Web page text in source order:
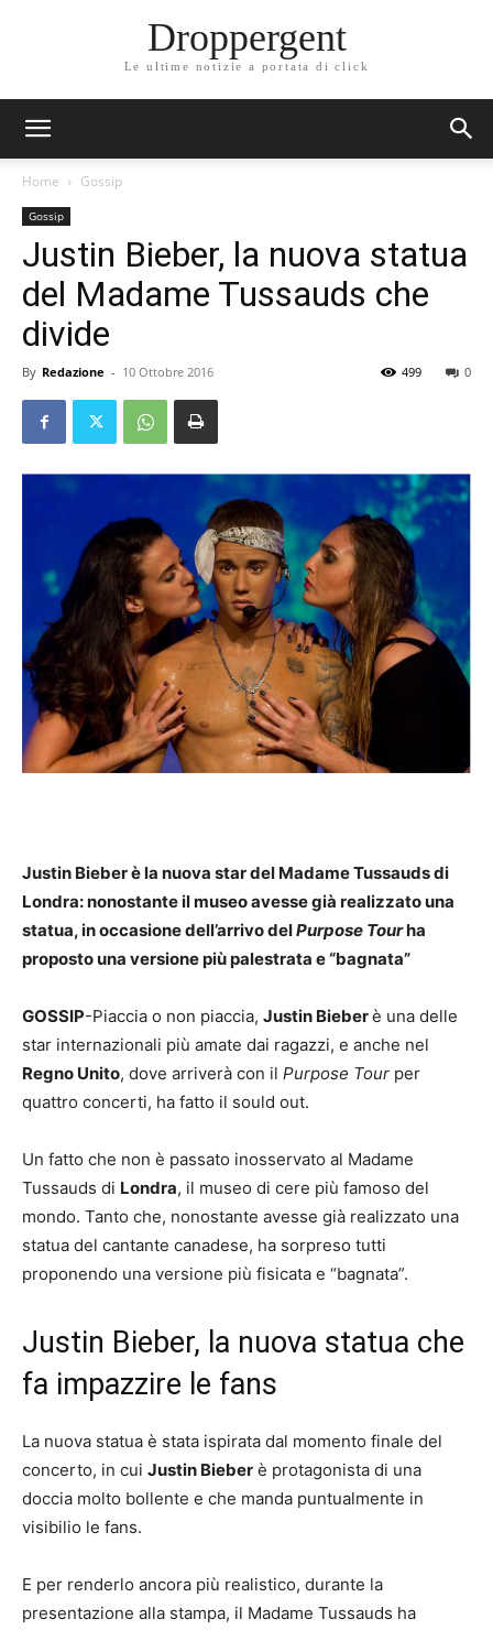
Droppergent
Le ultime notizie a portata di click
Home Gossip
Gossip
Justin Bieber, la nuova statua
del Madame Tussauds che
divide
By Redazione - 10 Ottobre 2016 0
499
Justin Bieber è la nuova star del Madame Tussauds di
Londra: nonostante il museo avesse già realizzato una
statua, in occasione dell’arrivo delPurpose Tourha
proposto una versione più palestrata e “bagnata”
GOSSIP-Piaccia o non piaccia, Justin Bieberè una delle
star internazionali più amate dai ragazzi, e anche nel
Regno Unito, dove arriverà con il Purpose Tour per
quattro concerti, ha fatto il sould out.
Un fatto che non è passato inosservato al Madame
Tussauds di Londra, il museo di cere più famoso del
mondo. Tanto che, nonostante avesse già realizzato una
statua del cantante canadese, ha sorpreso tutti
proponendo una versione più fisicata e “bagnata”.
Justin Bieber, la nuova statua che
fa impazzire le fans
La nuova statua è stata ispirata dal momento finale del
concerto, in cui Justin Bieber è protagonista di una
doccia molto bollente e che manda puntualmente in
visibilio le fans.
E per renderlo ancora più realistico, durante la
presentazione alla stampa, il Madame Tussauds ha